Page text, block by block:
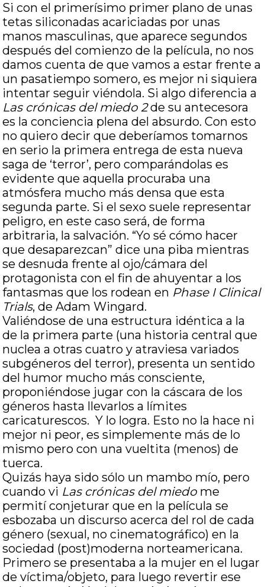
Si con el primerísimo primer plano de unas
tetas siliconadas acariciadas por unas
manos masculinas,que aparece segundos
después del comienzo de la película, no nos
damos cuenta de que vamos a estar frente a
un pasatiempo somero, es mejor ni siquiera
intentar seguir viéndola. Si algo diferencia a
Las crónicas del miedo 2de su antecesora
es la conciencia plena del absurdo. Con esto
no quiero decir que deberíamos tomarnos
en serio la primera entrega de esta nueva
saga de ‘terror’, pero comparándolas es
evidente que aquella procuraba una
atmósfera mucho más densa que esta
segunda parte. Si el sexo suele representar
peligro, en este caso será, de forma
arbitraria, la salvación. “Yo sé cómo hacer
que desaparezcan” dice una piba mientras
se desnuda frente al ojo/cámara del
protagonista con el fin de ahuyentar a los
fantasmas que los rodean en Phase I Clinical
Trials, de Adam Wingard.
Valiéndose de una estructura idéntica a la
de la primera parte (una historia central que
nuclea a otras cuatro y atraviesa variados
subgéneros del terror), presenta un sentido
del humor mucho más consciente,
proponiéndose jugar con la cáscara de los
géneros hasta llevarlos a límites
caricaturescos. Y lo logra. Esto no la hace ni
mejor ni peor, es simplemente más de lo
mismo pero con una vueltita (menos) de
tuerca.
Quizás haya sido sólo un mambo mío, pero
cuando vi Las crónicas del miedome
permití conjeturar que en la película se
esbozaba un discurso acerca del rol de cada
género (sexual, no cinematográfico) en la
sociedad (post)moderna norteamericana.
Primero se presentaba a la mujer en el lugar
de víctima/objeto, para luego revertir ese